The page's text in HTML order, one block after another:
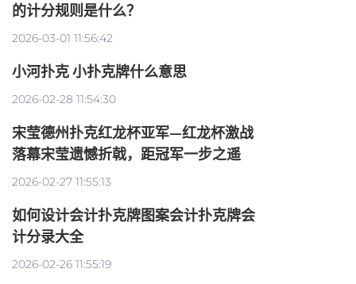
的计分规则是什么？
2026-03-01 11:56:42
小河扑克 小扑克牌什么意思
2026-02-28 11:54:30
宋莹德州扑克红龙杯亚军—红龙杯激战
落幕宋莹遗憾折戟，距冠军一步之遥
2026-02-27 11:55:13
如何设计会计扑克牌图案会计扑克牌会
计分录大全
2026-02-26 11:55:19